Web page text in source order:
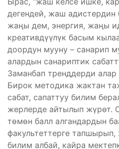
дегендей, жаш
жаңы дем, энергия, жаңы
креативдүүлүк басым
доордун мууну – санарип
алардын санариптик
Заманбап тренддерди
Бирок методика жактан
сабат, сапаттуу билим
жерлерде айтылып жүрөт.
төмөн балл алгандардын
факультеттерге
билим албай, кайра